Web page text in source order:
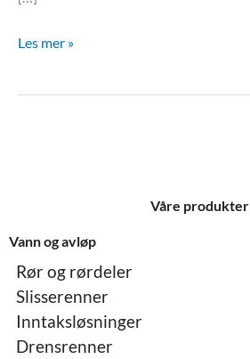
Les mer »
Våre produkter
Vann og avløp
Rør og rørdeler
Slisserenner
Inntaksløsninger
Drensrenner